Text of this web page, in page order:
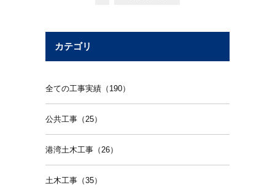
カテゴリ
全ての工事実績（190）
公共工事（25）
港湾土木工事（26）
土木工事（35）